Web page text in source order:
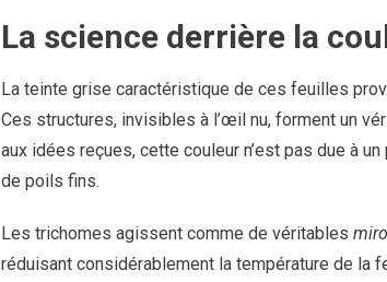
La science derrière la
La teinte grise caractéristique de ces feuilles
Ces structures, invisibles à l’œil nu, forment un
aux idées reçues, cette couleur n’est pas due à
de poils fins.
Les trichomes agissent comme de véritables
réduisant considérablement la température de la